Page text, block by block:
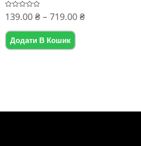
Оцінено
в
з
139.00 ₴ – 719.00 ₴Діапазон
Додати В Кошик
Цей
товар
можна